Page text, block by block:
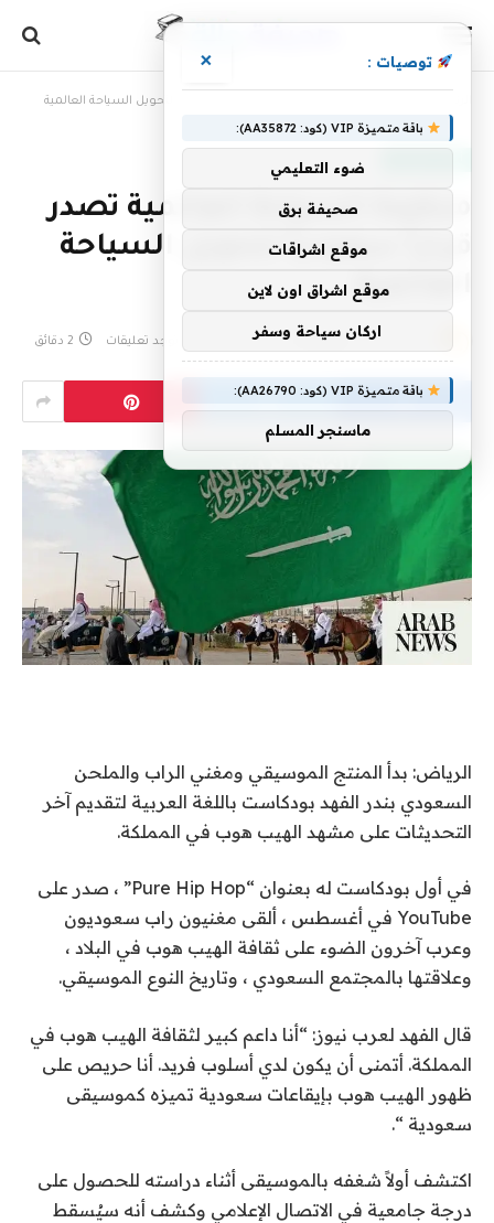
منظمة السياحة العالمية تصدر قراراً سعودياً لتحويل السياحة العالمية
منظمة السياحة العالمية تصدر
قراراً سعودياً لتحويل السياحة
العالمية
eshrag 26 نوفمبر، 2022 لا توجد تعليقات 2 دقائق
الرياض: بدأ المنتج الموسيقي ومغني الراب والملحن
السعودي بندر الفهد بودكاست باللغة العربية لتقديم آخر
التحديثات على مشهد الهيب هوب في المملكة.
في أول بودكاست له بعنوان “Pure Hip Hop” ، صدر على
YouTube في أغسطس ، ألقى مغنيون راب سعوديون
وعرب آخرون الضوء على ثقافة الهيب هوب في البلاد ،
وعلاقتها بالمجتمع السعودي ، وتاريخ النوع الموسيقي.
قال الفهد لعرب نيوز: “أنا داعم كبير لثقافة الهيب هوب في
المملكة. أتمنى أن يكون لدي أسلوب فريد. أنا حريص على
ظهور الهيب هوب بإيقاعات سعودية تميزه كموسيقى
سعودية “.
اكتشف أولاً شغفه بالموسيقى أثناء دراسته للحصول على
درجة جامعية في الاتصال الإعلامي وكشف أنه سيُسقط
توصيات : ×
باقة متميزة VIP (كود: AA35872):
ضوء التعليمي
صحيفة برق
موقع اشراقات
موقع اشراق اون لاين
اركان سياحة وسفر
باقة متميزة VIP (كود: AA26790):
ماسنجر المسلم